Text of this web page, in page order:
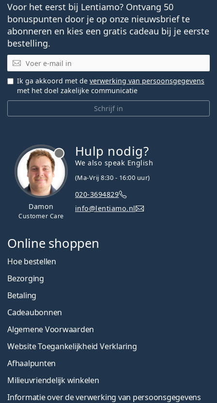
Voor het eerst bij Lentiamo? Ontvang 50
bonuspunten door je op onze nieuwsbrief te
abonneren en kies een gratis cadeau bij je eerste
bestelling.
E-mail
Schrijf in
Ik ga akkoord met de verwerking van persoonsgegevens
met het doel zakelijke communicatie
Damon
Customer Care
Hulp nodig?
We also speak English
(Ma-Vrij 8:30 - 16:00 uur)
020-3694829
info@lentiamo.nl
Online shoppen
Hoe bestellen
Bezorging
Betaling
Cadeaubonnen
Algemene Voorwaarden
Website Toegankelijkheid Verklaring
Afhaalpunten
Milieuvriendelijk winkelen
Informatie over de verwerking van persoonsgegevens